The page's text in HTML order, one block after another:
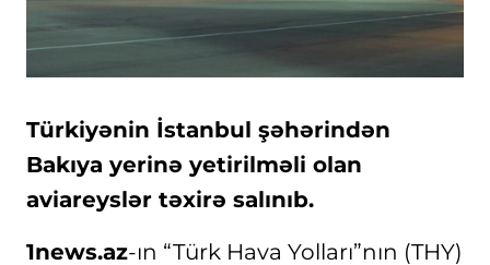
Türkiyənin İstanbul şəhərindən
Bakıya yerinə yetirilməli olan
aviareyslər təxirə salınıb.
1news.az-ın “Türk Hava Yolları”nın (THY)